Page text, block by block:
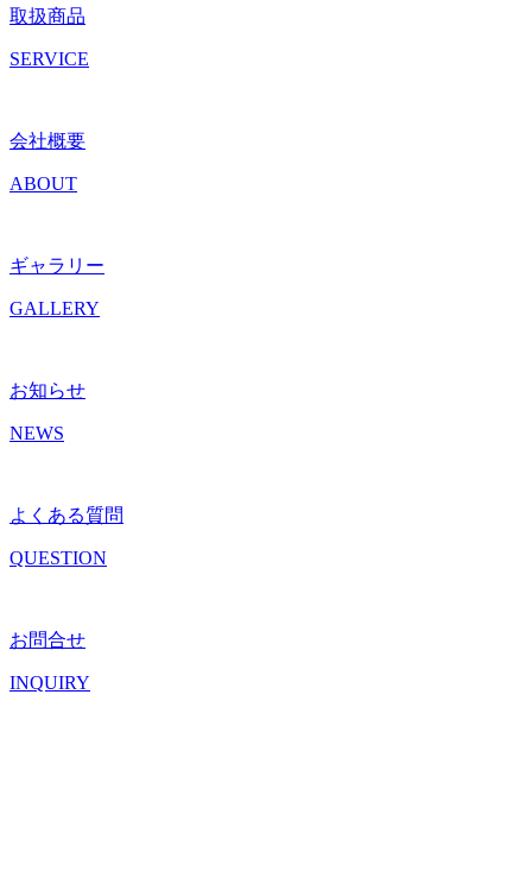
取扱商品
SERVICE
会社概要
ABOUT
ギャラリー
GALLERY
お知らせ
NEWS
よくある質問
QUESTION
お問合せ
INQUIRY